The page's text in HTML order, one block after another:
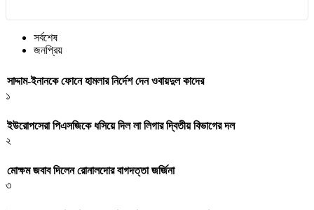
সর্বশেষ
জনপ্রিয়
সাদ্দাম-ইনানকে ফোনে হামলার নির্দেশ দেন ওবায়দুল কাদের
১
ইউরোপসেরা পিএসজিকে ধসিয়ে দিল লা লিগার দ্বিতীয় বিভাগের দল
২
মোক্ষম জবাব দিলেন রোনালদোর বাগদত্তা জর্জিনা
৩